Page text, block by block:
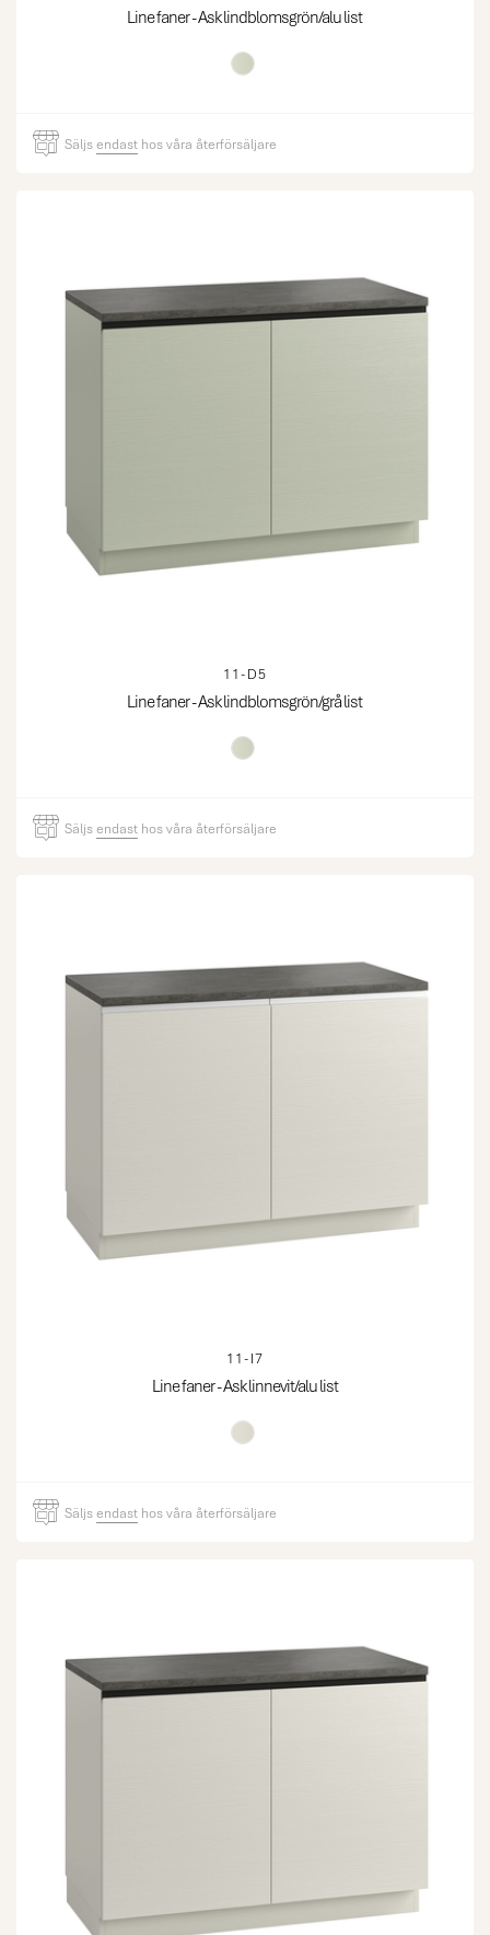
Line faner - Ask lindblomsgrön/alu list
Säljsendast hos våra återförsäljare
11-D5
Line faner - Ask lindblomsgrön/grå list
Säljsendast hos våra återförsäljare
11-I7
Line faner - Ask linnevit/alu list
Säljsendast hos våra återförsäljare